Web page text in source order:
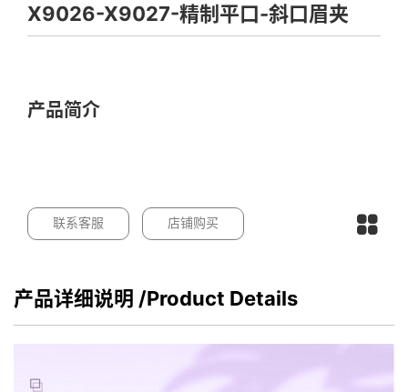
X9026-X9027-精制平口-斜口眉夹
产品简介
联系客服 店铺购买
产品详细说明 /Product Details